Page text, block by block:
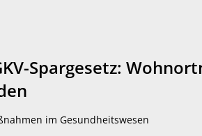
Spargesetz:
im Gesundheitswesen